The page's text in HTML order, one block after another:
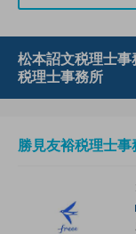
松本詔文税理士
税理士事務所
勝見友裕税理士事